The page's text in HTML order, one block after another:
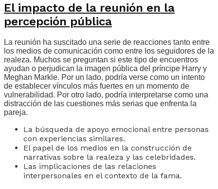
El impacto de la reunión en la
percepción pública
La reunión ha suscitado una serie de reacciones tanto entre
los medios de comunicación como entre los seguidores de la
realeza. Muchos se preguntan si este tipo de encuentros
ayudan o perjudican la imagen pública del príncipe Harry y
Meghan Markle. Por un lado, podría verse como un intento
de establecer vínculos más fuertes en un momento de
vulnerabilidad. Por otro lado, podría interpretarse como una
distracción de las cuestiones más serias que enfrenta la
pareja.
La búsqueda de apoyo emocional entre personas
con experiencias similares.
El papel de los medios en la construcción de
narrativas sobre la realeza y las celebridades.
Las implicaciones de las relaciones
interpersonales en el contexto de la fama.